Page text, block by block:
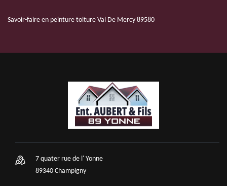
Savoir-faire en peinture toiture Val De Mercy 89580
7 quater rue de l' Yonne
89340 Champigny